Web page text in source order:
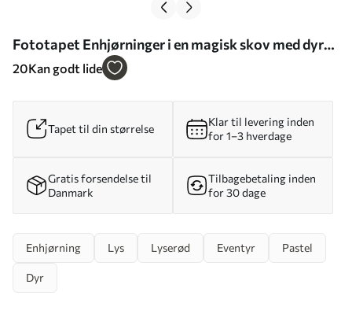
Fototapet Enhjørninger i en magisk skov med dyr
Nr. w02269
20Kan godt lide
Tapet til din størrelse
Klar til levering inden
for 1–3 hverdage
Gratis forsendelse til
Danmark
Tilbagebetaling inden
for 30 dage
Enhjørning Lys Lyserød Eventyr Pastel
Dyr